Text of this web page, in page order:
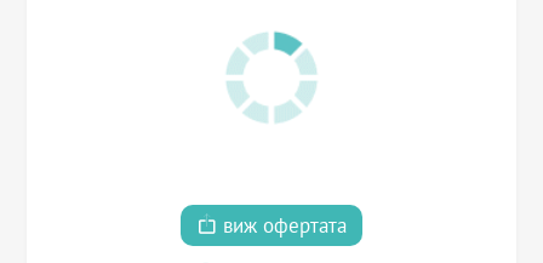
виж офертата